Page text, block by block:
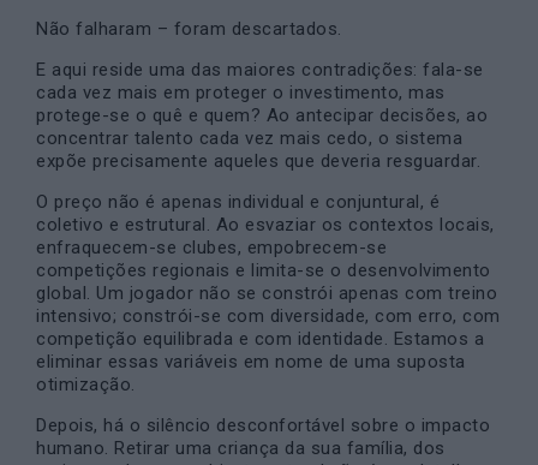
Não falharam – foram descartados.
E aqui reside uma das maiores contradições: fala-se
cada vez mais em proteger o investimento, mas
protege-se o quê e quem? Ao antecipar decisões, ao
concentrar talento cada vez mais cedo, o sistema
expõe precisamente aqueles que deveria resguardar.
O preço não é apenas individual e conjuntural, é
coletivo e estrutural. Ao esvaziar os contextos locais,
enfraquecem-se clubes, empobrecem-se
competições regionais e limita-se o desenvolvimento
global. Um jogador não se constrói apenas com treino
intensivo; constrói-se com diversidade, com erro, com
competição equilibrada e com identidade. Estamos a
eliminar essas variáveis em nome de uma suposta
otimização.
Depois, há o silêncio desconfortável sobre o impacto
humano. Retirar uma criança da sua família, dos